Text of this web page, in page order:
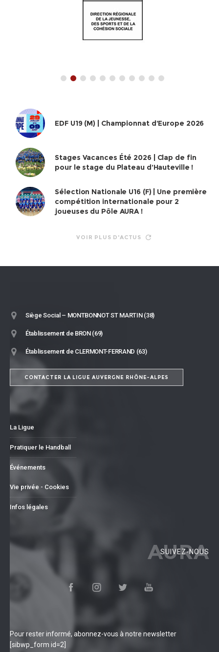
EDF U19 (M) | Championnat d’Europe 2026
Stages Vacances Été 2026 | Clap de fin
pour le stage du Plateau d’Hauteville !
Sélection Nationale U16 (F) | Une première
compétition internationale pour 2
joueuses du Pôle AURA !
VOIR PLUS D'ACTUS
Siège Social – MONTBONNOT ST MARTIN (38)
Établissement de BRON (69)
Établissement de CLERMONT-FERRAND (63)
CONTACTER LA LIGUE AUVERGNE RHÔNE-ALPES
La Ligue
Pratiquer le Handball
Événements
Vie privée - Cookies
Infos légales
AURA
SUIVEZ-NOUS
Pour rester informé, abonnez-vous à notre newsletter
[sibwp_form id=2]